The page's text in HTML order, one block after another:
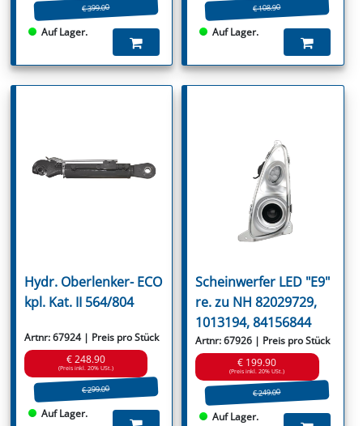
€ 399.00
Auf Lager.
€ 108.90
Auf Lager.
Hydr. Oberlenker- ECO
kpl. Kat. II 564/804
Artnr: 67924 | Preis pro Stück
€ 248.90
(Preis inkl. 20% USt.)
€ 299.00
Auf Lager.
Scheinwerfer LED "E9"
re. zu NH 82029729,
1013194, 84156844
Artnr: 67926 | Preis pro Stück
€ 199.90
(Preis inkl. 20% USt.)
€ 249.00
Auf Lager.